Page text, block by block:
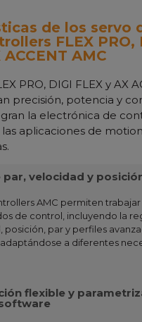
de los servo
FLEX PRO,
ACCENT AMC
PRO, DIGI FLEX y AX
precisión, potencia y
la electrónica de
aplicaciones de
par, velocidad y
AMC permiten
de control, incluyendo la
posición, par y perfiles
a diferentes
flexible y